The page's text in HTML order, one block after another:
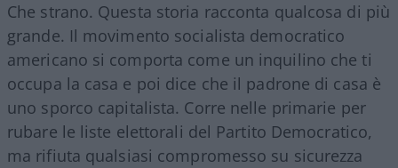
Che strano. Questa storia racconta qualcosa di più
grande. Il movimento socialista democratico
americano si comporta come un inquilino che ti
occupa la casa e poi dice che il padrone di casa è
uno sporco capitalista. Corre nelle primarie per
rubare le liste elettorali del Partito Democratico,
ma rifiuta qualsiasi compromesso su sicurezza